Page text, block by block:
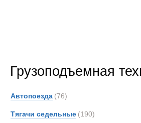
Грузоподъемная
Автопоезда (76)
Тягачи седельные (190)